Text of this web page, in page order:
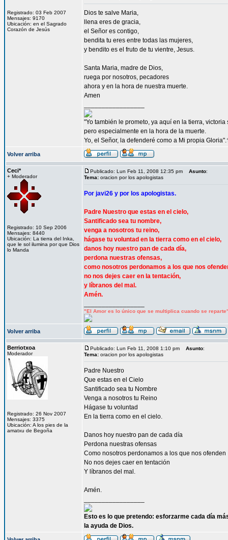
Registrado: 03 Feb 2007
Mensajes: 9170
Ubicación: en el Sagrado
Corazón de Jesús
Dios te salve Maria,
llena eres de gracia,
el Señor es contigo,
bendita tu eres entre todas las mujeres,
y bendito es el fruto de tu vientre, Jesus.
Santa Maria, madre de Dios,
ruega por nosotros, pecadores
ahora y en la hora de nuestra muerte.
Amen
"Yo también le prometo, ya aquí en la tierra,
pero especialmente en la hora de la muerte.
Yo, el Señor, la defenderé como a Mi propia
Volver arriba
Ceci*
+ Moderador
Registrado: 10 Sep 2006
Mensajes: 8440
Ubicación: La tierra del Inka,
que le sol ilumina por que Dios
lo Manda
Publicado: Lun Feb 11, 2008 12:35 pm Asunto:
Tema: oracion por los apologistas
Por javi26 y por los apologistas.
Padre Nuestro que estas en el cielo,
Santificado sea tu nombre,
venga a nosotros tu reino,
hágase tu voluntad en la tierra como en el cielo,
danos hoy nuestro pan de cada día,
perdona nuestras ofensas,
como nosotros perdonamos a los que nos
no nos dejes caer en la tentación,
y líbranos del mal.
Amén.
"El Amor es lo único que se multiplica cuando se
Volver arriba
Berriotxoa
Moderador
Registrado: 26 Nov 2007
Mensajes: 3375
Ubicación: A los pies de la
amatxu de Begoña
Publicado: Lun Feb 11, 2008 1:10 pm Asunto:
Tema: oracion por los apologistas
Padre Nuestro
Que estas en el Cielo
Santificado sea tu Nombre
Venga a nosotros tu Reino
Hágase tu voluntad
En la tierra como en el cielo.
Danos hoy nuestro pan de cada día
Perdona nuestras ofensas
Como nosotros perdonamos a los que nos ofenden
No nos dejes caer en tentación
Y líbranos del mal.
Amén.
Esto es lo que pretendo: esforzarme cada día
la ayuda de Dios.